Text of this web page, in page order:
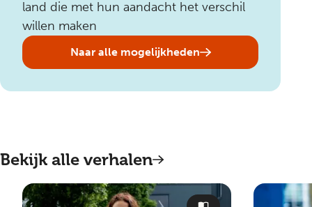
land die met hun aandacht het verschil
willen maken
Naar alle mogelijkheden
Bekijk alle verhalen